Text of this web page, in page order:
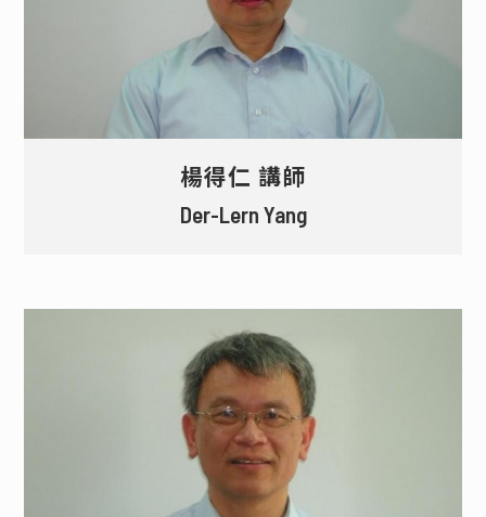
楊得仁 講師
Der-Lern Yang